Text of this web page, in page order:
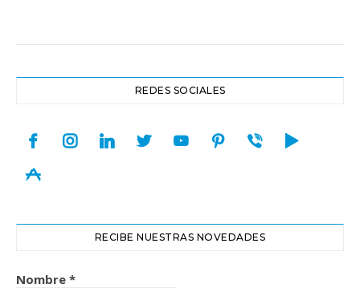
REDES SOCIALES
facebookinstagramlinkedintwitteryoutubepinterest
viber play
appstore
RECIBE NUESTRAS NOVEDADES
Nombre *